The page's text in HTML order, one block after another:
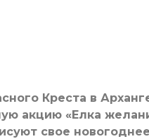
Креста в
акцию «Елка
свое